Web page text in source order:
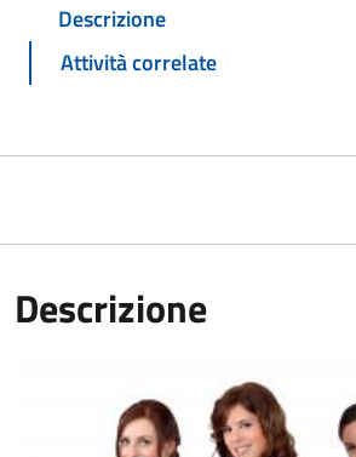
Descrizione
Attività correlate
Descrizione